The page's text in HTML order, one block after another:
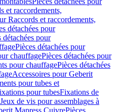
et raccordements,
Raccords et raccordements,
détachées pour
détachées pour
Pièces détachées pour
chauffagePièces détachées pour
pour chauffagePièces détachées
Accessoires pour Geberit
pour tubes et
pour tubesFixations de
Jeux de vis pour assemblages à
Mapress CuivrePièces